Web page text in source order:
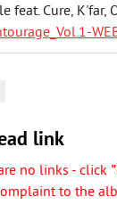
feat. Cure,
link
no links - click
to the